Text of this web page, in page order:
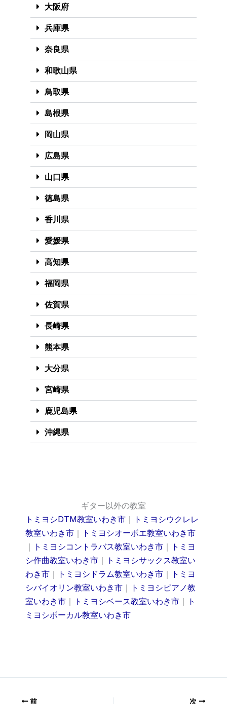
大阪府
兵庫県
奈良県
和歌山県
鳥取県
島根県
岡山県
広島県
山口県
徳島県
香川県
愛媛県
高知県
福岡県
佐賀県
長崎県
熊本県
大分県
宮崎県
鹿児島県
沖縄県
ギター以外の教室
トミヨシDTM教室いわき市 ｜ トミヨシウクレレ
教室いわき市 ｜ トミヨシオーボエ教室いわき市
｜ トミヨシコントラバス教室いわき市 ｜ トミヨ
シ作曲教室いわき市 ｜ トミヨシサックス教室い
わき市 ｜ トミヨシドラム教室いわき市 ｜ トミヨ
シバイオリン教室いわき市 ｜ トミヨシピアノ教
室いわき市 ｜ トミヨシベース教室いわき市 ｜ ト
ミヨシボーカル教室いわき市
前 次